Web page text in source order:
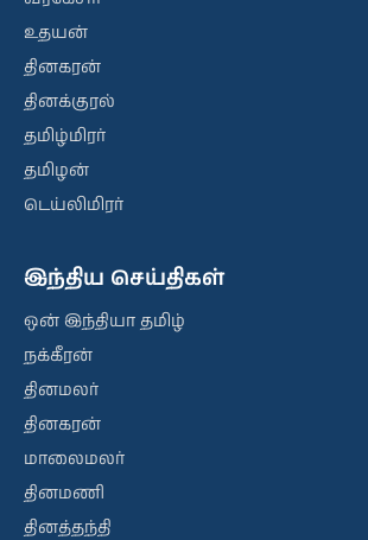
உதயன்
தினகரன்
தினக்குரல்
தமிழ்மிரர்
தமிழன்
டெய்லிமிரர்
இந்திய செய்திகள்
ஒன் இந்தியா தமிழ்
நக்கீரன்
தினமலர்
தினகரன்
மாலைமலர்
தினமணி
தினத்தந்தி